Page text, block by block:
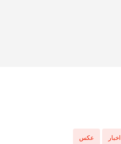
اخبار عکس